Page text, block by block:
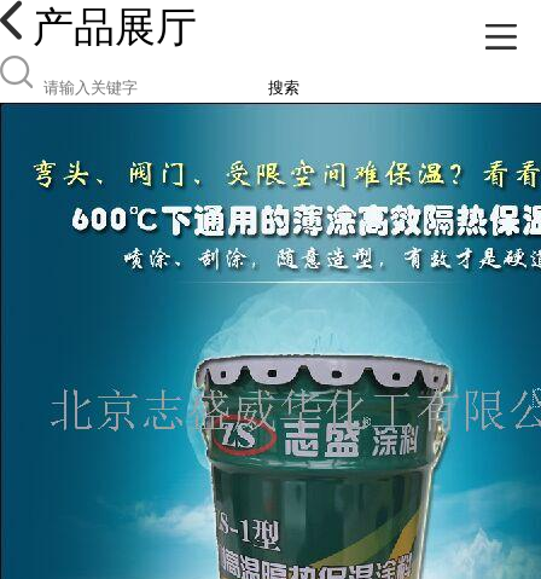
产品展厅
搜索